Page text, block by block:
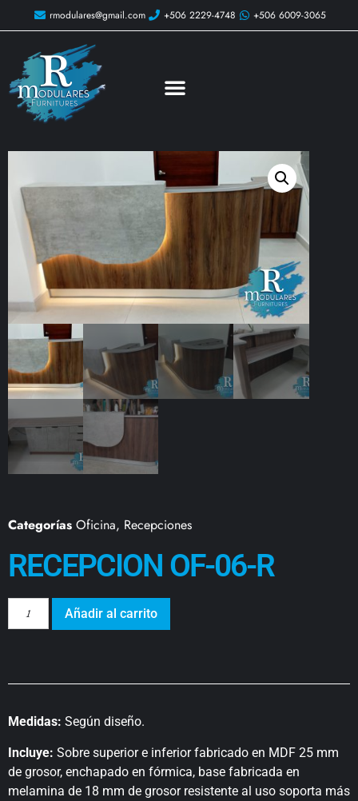
rmodulares@gmail.com +506 2229-4748 +506 6009-3065
Categorías Oficina, Recepciones
RECEPCION OF-06-R
Añadir al carrito
Medidas: Según diseño.
Incluye: Sobre superior e inferior fabricado en MDF 25 mm
de grosor, enchapado en fórmica, base fabricada en
melamina de 18 mm de grosor resistente al uso soporta más